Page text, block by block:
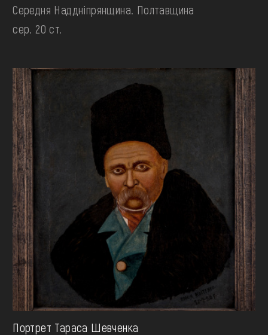
Середня Наддніпрянщина. Полтавщина
сер. 20 ст.
Портрет Тараса Шевченка